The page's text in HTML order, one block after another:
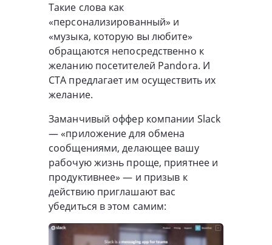
Такие слова как
«персонализированный» и
«музыка, которую вы любите»
обращаются непосредственно к
желанию посетителей Pandora. И
CTA предлагает им осуществить их
желание.
Заманчивый оффер компании Slack
— «приложение для обмена
сообщениями, делающее вашу
рабочую жизнь проще, приятнее и
продуктивнее» — и призыв к
действию приглашают вас
убедиться в этом самим: